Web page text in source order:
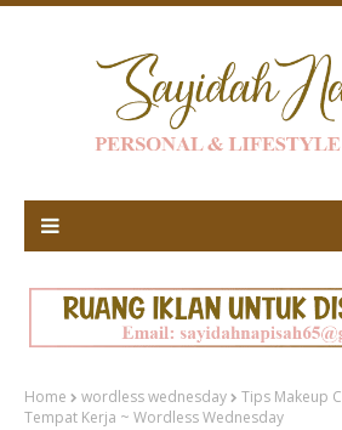
Home wordless wednesday
Tips Makeup
Tempat Kerja ~ Wordless Wednesday